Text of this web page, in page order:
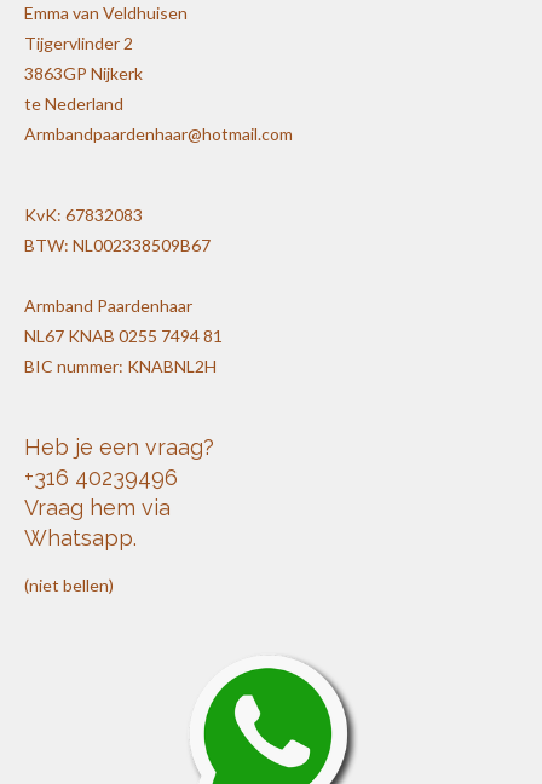
Emma van Veldhuisen
Tijgervlinder 2
3863GP Nijkerk
te Nederland
Armbandpaardenhaar@hotmail.com
KvK: 67832083
BTW: NL002338509B67
Armband Paardenhaar
NL67 KNAB 0255 7494 81
BIC nummer: KNABNL2H
Heb je een vraag?
+316 40239496
Vraag hem via
Whatsapp.
(niet bellen)